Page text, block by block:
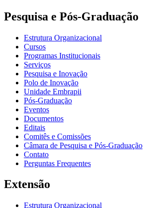
Pesquisa e Pós-Graduação
Estrutura Organizacional
Cursos
Programas Institucionais
Serviços
Pesquisa e Inovação
Polo de Inovação
Unidade Embrapii
Pós-Graduação
Eventos
Documentos
Editais
Comitês e Comissões
Câmara de Pesquisa e Pós-Graduação
Contato
Perguntas Frequentes
Extensão
Estrutura Organizacional